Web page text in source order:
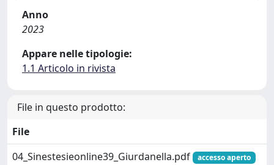
Anno
2023
Appare nelle tipologie:
1.1 Articolo in rivista
File in questo prodotto:
File
04_Sinestesieonline39_Giurdanella.pdf
accesso aperto